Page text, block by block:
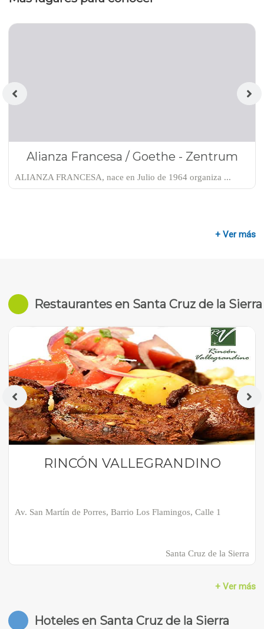
Alianza Francesa / Goethe - Zentrum
ALIANZA FRANCESA, nace en Julio de 1964 organiza ...
+ Ver más
Restaurantes en Santa Cruz de la Sierra
RINCÓN VALLEGRANDINO
Av. San Martín de Porres, Barrio Los Flamingos, Calle 1
Santa Cruz de la Sierra
+ Ver más
Hoteles en Santa Cruz de la Sierra